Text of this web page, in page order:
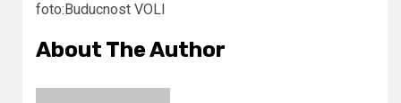
foto:Buducnost VOLI
About The Author